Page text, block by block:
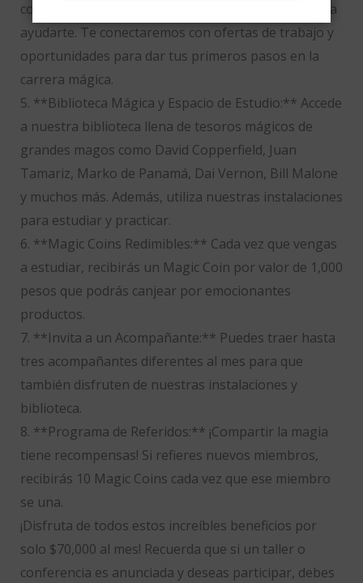
convertirte en mago profesional, estamos aquí para
ayudarte. Te conectaremos con ofertas de trabajo y
oportunidades para dar tus primeros pasos en la
carrera mágica.
5. **Biblioteca Mágica y Espacio de Estudio:** Accede
a nuestra biblioteca llena de tesoros mágicos de
grandes magos como David Copperfield, Juan
Tamariz, Marko de Panamá, Dai Vernon, Bill Malone
y muchos más. Además, utiliza nuestras instalaciones
para estudiar y practicar.
6. **Magic Coins Redimibles:** Cada vez que vengas
a estudiar, recibirás un Magic Coin por valor de 1,000
pesos que podrás canjear por emocionantes
productos.
7. **Invita a un Acompañante:** Puedes traer hasta
tres acompañantes diferentes al mes para que
también disfruten de nuestras instalaciones y
biblioteca.
8. **Programa de Referidos:** ¡Compartir la magia
tiene recompensas! Si refieres nuevos miembros,
recibirás 10 Magic Coins cada vez que ese miembro
se una.
¡Disfruta de todos estos increíbles beneficios por
solo $70,000 al mes! Recuerda que si un taller o
conferencia es anunciada y deseas participar, debes